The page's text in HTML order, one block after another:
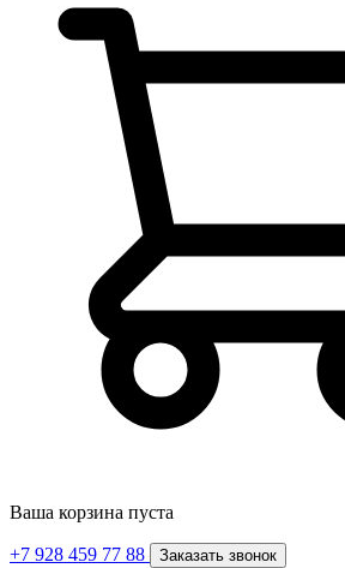
Ваша корзина пуста
+7 928 459 77 88 Заказать звонок